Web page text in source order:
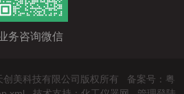
务咨询微信
美科技有限公司版权所有 备案号：粤